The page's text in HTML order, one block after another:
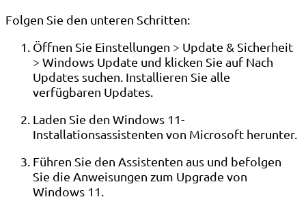
Folgen Sie den unteren Schritten:
Öffnen Sie Einstellungen > Update & Sicherheit
> Windows Update und klicken Sie auf Nach
Updates suchen. Installieren Sie alle
verfügbaren Updates.
Laden Sie den Windows 11-
Installationsassistenten von Microsoft herunter.
Führen Sie den Assistenten aus und befolgen
Sie die Anweisungen zum Upgrade von
Windows 11.